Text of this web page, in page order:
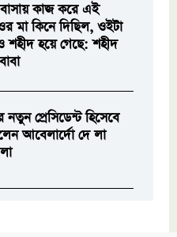
কাজ করে এই
ওর মা কিনে দিছিল, ওইটা
শহীদ হয়ে গেছে: শহীদ
নতুন প্রেসিডেন্ট হিসেবে
আবেলার্দো দে লা